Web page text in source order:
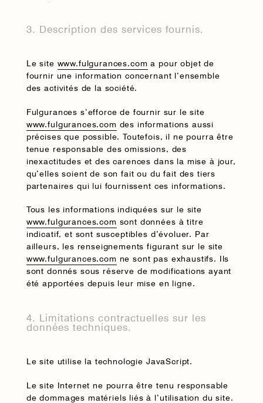
3. Description des services fournis.
Le site www.fulgurances.com a pour objet de
fournir une information concernant l’ensemble
des activités de la société.
Fulgurances s’efforce de fournir sur le site
www.fulgurances.com des informations aussi
précises que possible. Toutefois, il ne pourra être
tenue responsable des omissions, des
inexactitudes et des carences dans la mise à jour,
qu’elles soient de son fait ou du fait des tiers
partenaires qui lui fournissent ces informations.
Tous les informations indiquées sur le site
www.fulgurances.com sont données à titre
indicatif, et sont susceptibles d’évoluer. Par
ailleurs, les renseignements figurant sur le site
www.fulgurances.com ne sont pas exhaustifs. Ils
sont donnés sous réserve de modifications ayant
été apportées depuis leur mise en ligne.
4. Limitations contractuelles sur les
données techniques.
Le site utilise la technologie JavaScript.
Le site Internet ne pourra être tenu responsable
de dommages matériels liés à l’utilisation du site.